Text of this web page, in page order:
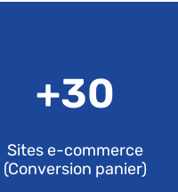
+30
Sites e-commerce
(Conversion panier)